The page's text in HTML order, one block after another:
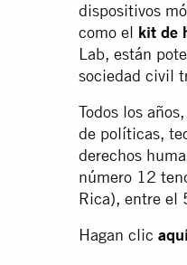
dispositivos
como el kit de
Lab, están
sociedad civil
Todos los
de políticas,
derechos
número 12
Rica), entre el
Hagan clic